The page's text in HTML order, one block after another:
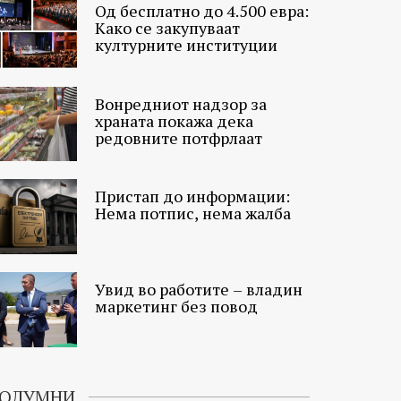
Од бесплатно до 4.500 евра:
Како се закупуваат
културните институции
Вонредниот надзор за
храната покажа дека
редовните потфрлаат
Пристап до информации:
Нема потпис, нема жалба
Увид во работите – владин
маркетинг без повод